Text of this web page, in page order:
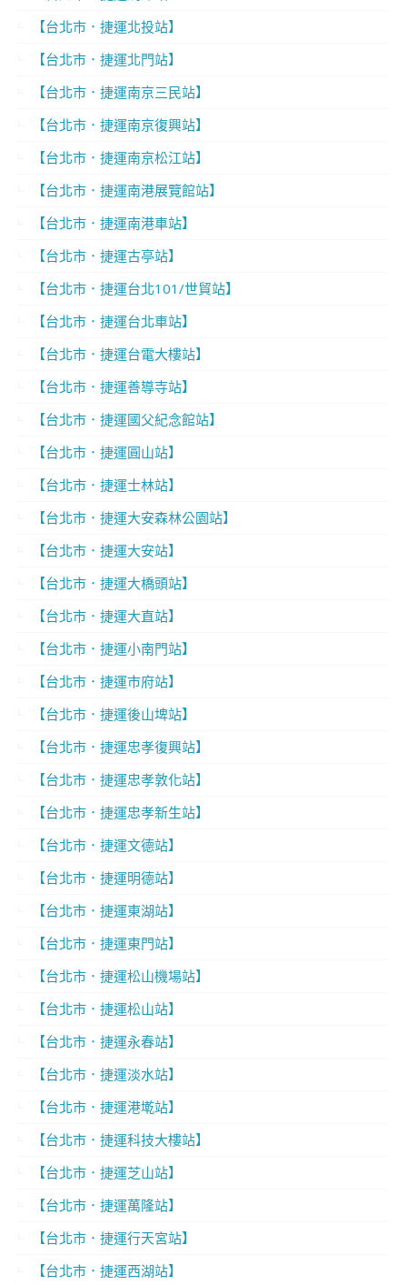
【台北市．捷運北投站】
【台北市．捷運北門站】
【台北市．捷運南京三民站】
【台北市．捷運南京復興站】
【台北市．捷運南京松江站】
【台北市．捷運南港展覽館站】
【台北市．捷運南港車站】
【台北市．捷運古亭站】
【台北市．捷運台北101/世貿站】
【台北市．捷運台北車站】
【台北市．捷運台電大樓站】
【台北市．捷運善導寺站】
【台北市．捷運國父紀念館站】
【台北市．捷運圓山站】
【台北市．捷運士林站】
【台北市．捷運大安森林公園站】
【台北市．捷運大安站】
【台北市．捷運大橋頭站】
【台北市．捷運大直站】
【台北市．捷運小南門站】
【台北市．捷運市府站】
【台北市．捷運後山埤站】
【台北市．捷運忠孝復興站】
【台北市．捷運忠孝敦化站】
【台北市．捷運忠孝新生站】
【台北市．捷運文德站】
【台北市．捷運明德站】
【台北市．捷運東湖站】
【台北市．捷運東門站】
【台北市．捷運松山機場站】
【台北市．捷運松山站】
【台北市．捷運永春站】
【台北市．捷運淡水站】
【台北市．捷運港墘站】
【台北市．捷運科技大樓站】
【台北市．捷運芝山站】
【台北市．捷運萬隆站】
【台北市．捷運行天宮站】
【台北市．捷運西湖站】